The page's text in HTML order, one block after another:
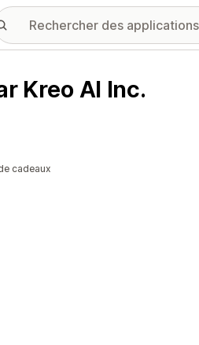
Kreo AI Inc.
cadeaux